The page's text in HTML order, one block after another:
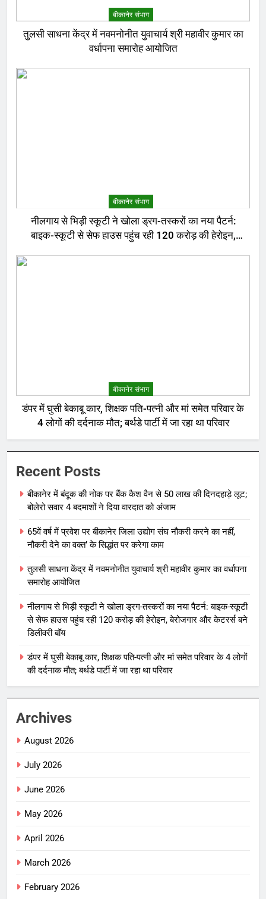
बीकानेर संभाग
तुलसी साधना केंद्र में नवमनोनीत युवाचार्य श्री महावीर कुमार का
वर्धापना समारोह आयोजित
बीकानेर संभाग
नीलगाय से भिड़ी स्कूटी ने खोला ड्रग-तस्करों का नया पैटर्न:
बाइक-स्कूटी से सेफ हाउस पहुंच रही 120 करोड़ की हेरोइन,
बीकानेर संभाग
डंपर में घुसी बेकाबू कार, शिक्षक पति-पत्नी और मां समेत परिवार के
4 लोगों की दर्दनाक मौत; बर्थडे पार्टी में जा रहा था परिवार
Recent Posts
बीकानेर में बंदूक की नोक पर बैंक कैश वैन से 50 लाख की दिनदहाड़े लूट;
बोलेरो सवार 4 बदमाशों ने दिया वारदात को अंजाम
65वें वर्ष में प्रवेश पर बीकानेर जिला उद्योग संघ नौकरी करने का नहीं,
नौकरी देने का वक्त’ के सिद्धांत पर करेगा काम
तुलसी साधना केंद्र में नवमनोनीत युवाचार्य श्री महावीर कुमार का वर्धापना
समारोह आयोजित
नीलगाय से भिड़ी स्कूटी ने खोला ड्रग-तस्करों का नया पैटर्न: बाइक-स्कूटी
से सेफ हाउस पहुंच रही 120 करोड़ की हेरोइन, बेरोजगार और केटरर्स बने
डिलीवरी बॉय
डंपर में घुसी बेकाबू कार, शिक्षक पति-पत्नी और मां समेत परिवार के 4 लोगों
की दर्दनाक मौत; बर्थडे पार्टी में जा रहा था परिवार
Archives
August 2026
July 2026
June 2026
May 2026
April 2026
March 2026
February 2026